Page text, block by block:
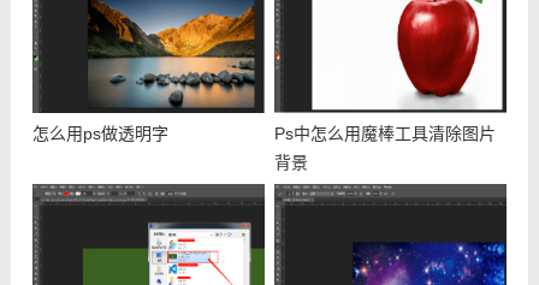
怎么用ps做透明字
Ps中怎么用魔棒工具清除图片
背景